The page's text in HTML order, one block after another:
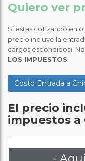
Quiero ver
Si estas cotizando en
precio incluye la
cargos escondidos).
LOS IMPUESTOS
Costo Entrada a
El precio
impuestos a